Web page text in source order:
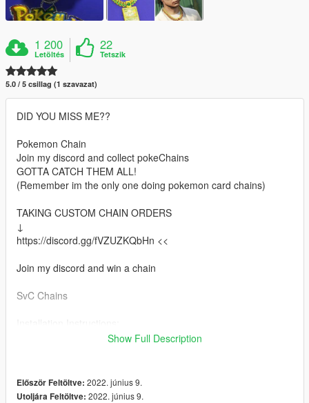
1 200
Letöltés
22
Tetszik
5.0 / 5 csillag (1 szavazat)
DID YOU MISS ME??
Pokemon Chain
Join my discord and collect pokeChains
GOTTA CATCH THEM ALL!
(Remember im the only one doing pokemon card chains)
TAKING CUSTOM CHAIN ORDERS
↓
https://discord.gg/fVZUZKQbHn <<
Join my discord and win a chain
SvC Chains
mods > x64v.rpf > models > cdimages > streamedpedsmp.rpf >
mp_m_freemode_01
Show Full Description
Először Feltöltve: 2022. június 9.
Utoljára Feltöltve: 2022. június 9.